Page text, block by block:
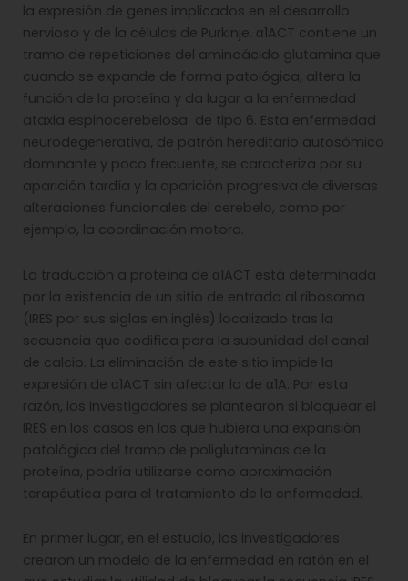
la expresión de genes implicados en el desarrollo
nervioso y de la células de Purkinje. α1ACT contiene un
tramo de repeticiones del aminoácido glutamina que
cuando se expande de forma patológica, altera la
función de la proteína y da lugar a la enfermedad
ataxia espinocerebelosa de tipo 6. Esta enfermedad
neurodegenerativa, de patrón hereditario autosómico
dominante y poco frecuente, se caracteriza por su
aparición tardía y la aparición progresiva de diversas
alteraciones funcionales del cerebelo, como por
ejemplo, la coordinación motora.
La traducción a proteína de α1ACT está determinada
por la existencia de un sitio de entrada al ribosoma
(IRES por sus siglas en inglés) localizado tras la
secuencia que codifica para la subunidad del canal
de calcio. La eliminación de este sitio impide la
expresión de α1ACT sin afectar la de α1A. Por esta
razón, los investigadores se plantearon si bloquear el
IRES en los casos en los que hubiera una expansión
patológica del tramo de poliglutaminas de la
proteína, podría utilizarse como aproximación
terapéutica para el tratamiento de la enfermedad.
En primer lugar, en el estudio, los investigadores
crearon un modelo de la enfermedad en ratón en el